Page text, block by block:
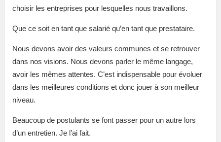
choisir les entreprises pour lesquelles nous travaillons.
Que ce soit en tant que salarié qu’en tant que prestataire.
Nous devons avoir des valeurs communes et se retrouver
dans nos visions. Nous devons parler le même langage,
avoir les mêmes attentes. C’est indispensable pour évoluer
dans les meilleures conditions et donc jouer à son meilleur
niveau.
Beaucoup de postulants se font passer pour un autre lors
d’un entretien. Je l’ai fait.